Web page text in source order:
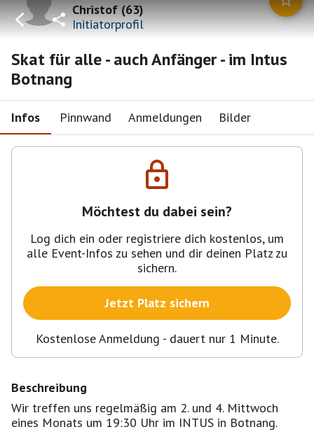
Christof(63)
Initiatorprofil
Skat für alle - auch Anfänger - im Intus
Botnang
Infos Pinnwand Anmeldungen Bilder
Möchtest du dabei sein?
Log dich ein oder registriere dich kostenlos, um
alle Event-Infos zu sehen und dir deinen Platz zu
sichern.
Jetzt Platz sichern
Kostenlose Anmeldung - dauert nur 1 Minute.
Beschreibung
Wir treffen uns regelmäßig am 2. und 4. Mittwoch
eines Monats um 19:30 Uhr im INTUS in Botnang.